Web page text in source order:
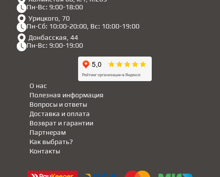
Пн-Вс: 9:00-18:00
Урицкого, 70
Пн-Сб: 10:00-20:00, Вс: 10:00-19:00
Донбасская, 44
Пн-Вс: 9:00-19:00
Полезная информация
Партнерам
Вопросы и ответы
Доставка и оплата
Возврат и гарантии
Как выбрать?
О нас
Контакты